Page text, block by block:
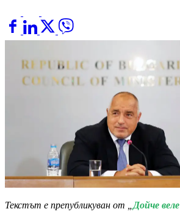
Текстът е препубликуван от „ Дойче веле